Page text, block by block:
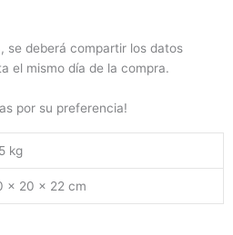
se deberá compartir los datos
el mismo día de la compra.
por su preferencia!
kg
× 20 × 22 cm